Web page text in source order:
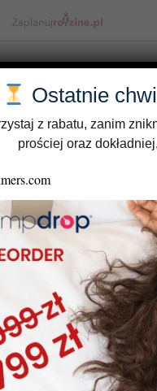
View
Start Pomoc
Ostatnie
z rabatu, zanim
prościej oraz